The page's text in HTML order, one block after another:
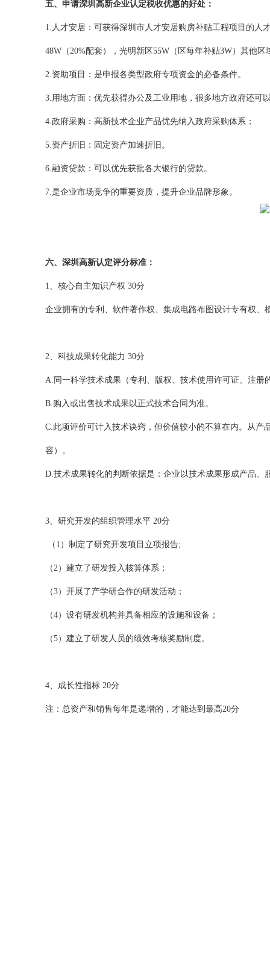
五、申请深圳高新企业认定税收优惠的好处：
1.人才安居：可获得深圳市人才安居购房补贴工程项目的人
48W（20%配套），光明新区55W（区每年补贴3W）其他区
2.资助项目：是申报各类型政府专项资金的必备条件。
3.用地方面：优先获得办公及工业用地，很多地方政府还可
4.政府采购：高新技术企业产品优先纳入政府采购体系；
5.资产折旧：固定资产加速折旧。
6.融资贷款：可以优先获批各大银行的贷款。
7.是企业市场竞争的重要资质，提升企业品牌形象。
六、深圳高新认定评分标准：
1、核心自主知识产权 30分
企业拥有的专利、软件著作权、集成电路布图设计专有权、
2、科技成果转化能力 30分
A.同一科学技术成果（专利、版权、技术使用许可证、注
B.购入或出售技术成果以正式技术合同为准。
C.此项评价可计入技术诀窍，但价值较小的不算在内。从
容）。
D.技术成果转化的判断依据是：企业以技术成果形成产品、
3、研究开发的组织管理水平 20分
（1）制定了研究开发项目立项报告;
（2）建立了研发投入核算体系；
（3）开展了产学研合作的研发活动；
（4）设有研发机构并具备相应的设施和设备；
（5）建立了研发人员的绩效考核奖励制度。
4、成长性指标 20分
注：总资产和销售每年是递增的，才能达到最高20分